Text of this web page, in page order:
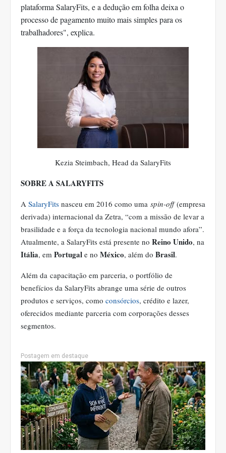
plataforma SalaryFits, e a dedução em folha deixa o
processo de pagamento muito mais simples para os
trabalhadores", explica.
Kezia Steimbach, Head da SalaryFits
SOBRE A SALARYFITS
A SalaryFits nasceu em 2016 como uma spin-off(empresa
derivada) internacional da Zetra, “com a missão de levar a
brasilidade e a força da tecnologia nacional mundo afora”.
Atualmente, a SalaryFits está presente no Reino Unido, na
Itália, em Portugal e no México, além do Brasil.
Além da capacitação em parceria, o portfólio de
benefícios da SalaryFits abrange uma série de outros
produtos e serviços, como consórcios, crédito e lazer,
oferecidos mediante parceria com corporações desses
segmentos.
Postagem em destaque